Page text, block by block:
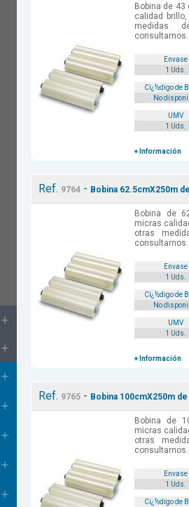
Bobina de
calidad
medidas
consultarnos.
Envase
1 Uds.
Cï¿½digo de
No
UMV
1 Uds.
+ Información
Ref. 9764 - Bobina 62.5cmX250m
Bobina de
micras
otras
consultarnos.
Envase
1 Uds.
Cï¿½digo de
No
UMV
1 Uds.
+ Información
Ref. 9765 - Bobina 100cmX250m
Bobina de
micras
otras
consultarnos.
Envase
1 Uds.
Cï¿½digo de